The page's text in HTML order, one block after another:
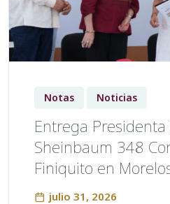
Notas Noticias
Entrega Presidenta
Sheinbaum 348
Finiquito en
julio 31, 2026